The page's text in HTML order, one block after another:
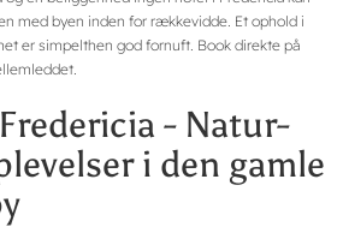
med byen inden for rækkevidde. Et ophold i
er simpelthen god fornuft. Book direkte på
- Natur-
i den gamle